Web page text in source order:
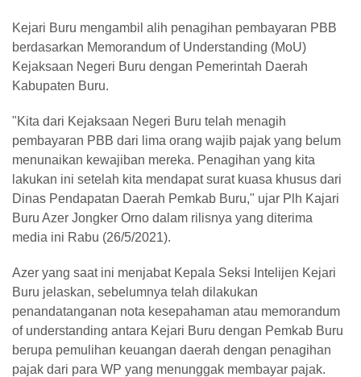
Kejari Buru mengambil alih penagihan pembayaran PBB
berdasarkan Memorandum of Understanding (MoU)
Kejaksaan Negeri Buru dengan Pemerintah Daerah
Kabupaten Buru.
"Kita dari Kejaksaan Negeri Buru telah menagih
pembayaran PBB dari lima orang wajib pajak yang belum
menunaikan kewajiban mereka. Penagihan yang kita
lakukan ini setelah kita mendapat surat kuasa khusus dari
Dinas Pendapatan Daerah Pemkab Buru," ujar Plh Kajari
Buru Azer Jongker Orno dalam rilisnya yang diterima
media ini Rabu (26/5/2021).
Azer yang saat ini menjabat Kepala Seksi Intelijen Kejari
Buru jelaskan, sebelumnya telah dilakukan
penandatanganan nota kesepahaman atau memorandum
of understanding antara Kejari Buru dengan Pemkab Buru
berupa pemulihan keuangan daerah dengan penagihan
pajak dari para WP yang menunggak membayar pajak.